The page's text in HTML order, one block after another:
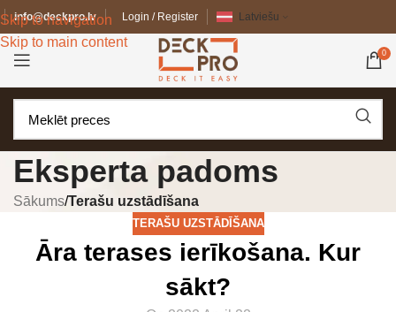
Skip to navigation
Skip to main content
info@deckpro.lv Login / Register Latviešu
0
Eksperta padoms
Sākums/Terašu uzstādīšana
TERAŠU UZSTĀDĪŠANA
Āra terases ierīkošana. Kur
sākt?